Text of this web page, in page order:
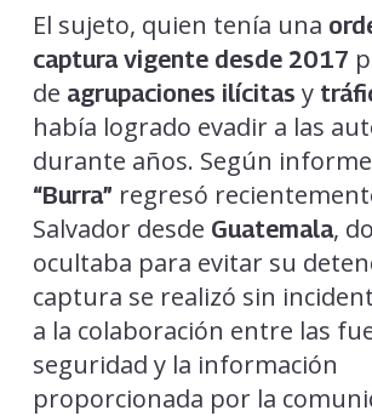
El sujeto, quien tenía una
captura vigente desde 2017
de agrupaciones ilícitas y
había logrado evadir a las
durante años. Según
“Burra” regresó
Salvador desde Guatemala,
ocultaba para evitar su
captura se realizó sin
a la colaboración entre las
seguridad y la información
proporcionada por la